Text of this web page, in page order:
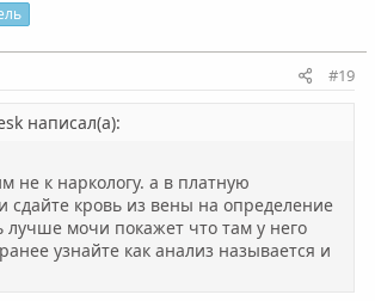
т
н
й
г
о
т
й
г
о
#19
написал(а):
не к наркологу. а в платную
сдайте кровь из вены на определение
лучше мочи покажет что там у него
узнайте как анализ называется и